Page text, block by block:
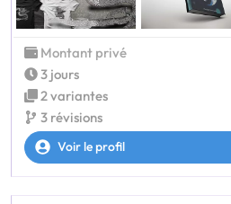
Montant privé
3 jours
2 variantes
3 révisions
Voir le profil